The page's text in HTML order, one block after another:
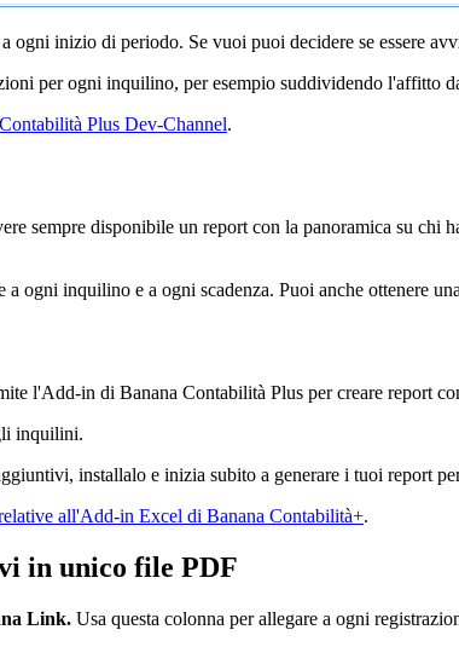
ogni inizio di periodo. Se vuoi puoi decidere se essere
per ogni inquilino, per esempio suddividendo l'affitto
Plus Dev-Channel.
sempre disponibile un report con la panoramica su
ogni inquilino e a ogni scadenza. Puoi anche ottenere
l'Add-in di Banana Contabilità Plus per creare report
inquilini.
installalo e inizia subito a generare i tuoi report
all'Add-in Excel di Banana Contabilità+.
in unico file PDF
Link. Usa questa colonna per allegare a ogni